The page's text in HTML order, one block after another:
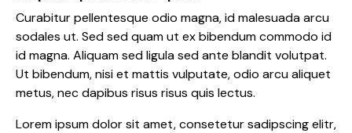
Curabitur pellentesque odio magna, id malesuada arcu
sodales ut. Sed sed quam ut ex bibendum commodo id
id magna. Aliquam sed ligula sed ante blandit volutpat.
Ut bibendum, nisi et mattis vulputate, odio arcu aliquet
metus, nec dapibus risus risus quis lectus.
Lorem ipsum dolor sit amet, consetetur sadipscing elitr,